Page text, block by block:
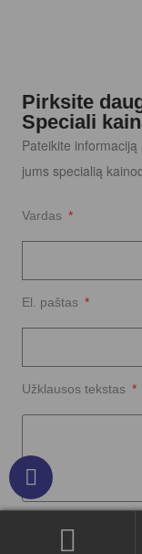
Pirksite
Speciali
Pateikite
jums specialią
Vardas
El. paštas
Užklausos tekstas